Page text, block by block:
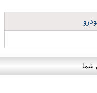
شما